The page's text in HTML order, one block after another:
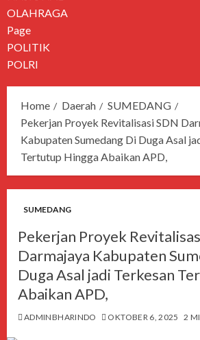
OLAHRAGA
Page
POLITIK
POLRI
Home Daerah
SUMEDANG
Pekerjan Proyek Revitalisasi SDN
Kabupaten Sumedang Di Duga Asal
Tertutup Hingga Abaikan APD,
SUMEDANG
Pekerjan Proyek
Darmajaya Kabupaten
Duga Asal jadi Terkesan
Abaikan APD,
ADMINBHARINDO OKTOBER 6, 2025 2